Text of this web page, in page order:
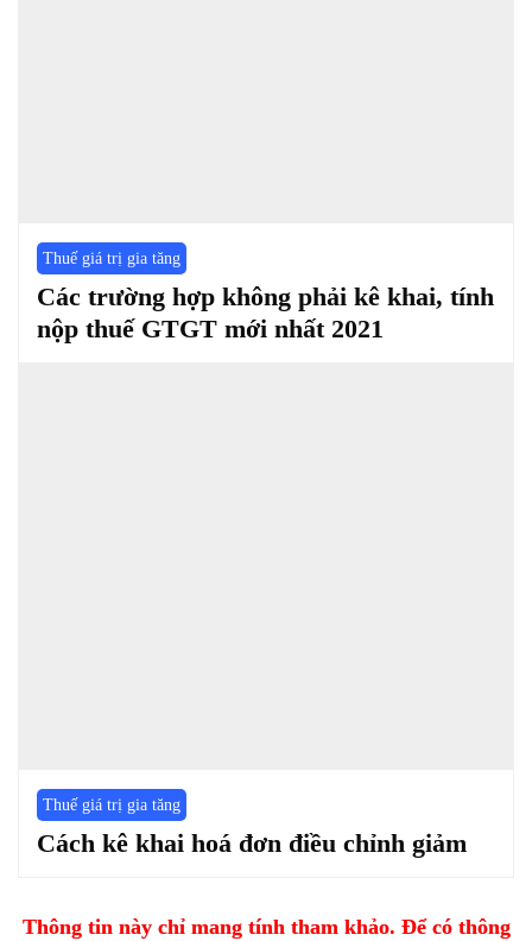
Thuế giá trị gia tăng
Các trường hợp không phải kê khai, tính
nộp thuế GTGT mới nhất 2021
Thuế giá trị gia tăng
Cách kê khai hoá đơn điều chỉnh giảm
Thông tin này chỉ mang tính tham khảo. Để có thông